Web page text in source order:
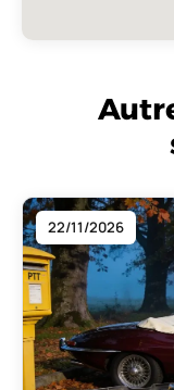
22/11/2026